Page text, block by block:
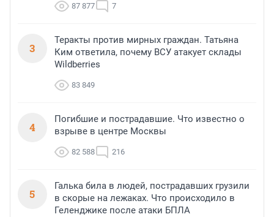
87 877 7
3
Теракты против мирных граждан. Татьяна
Ким ответила, почему ВСУ атакует склады
Wildberries
83 849
4
Погибшие и пострадавшие. Что известно о
взрыве в центре Москвы
82 588 216
5
Галька била в людей, пострадавших грузили
в скорые на лежаках. Что происходило в
Геленджике после атаки БПЛА